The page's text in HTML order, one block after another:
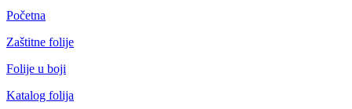
Početna
Zaštitne folije
Folije u boji
Katalog folija